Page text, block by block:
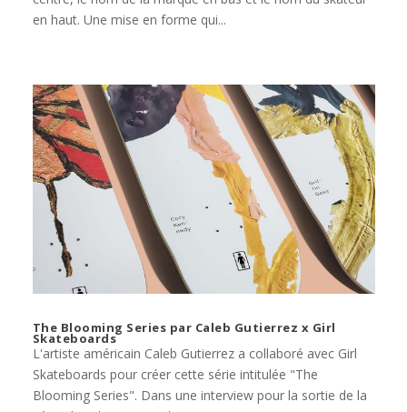
en haut. Une mise en forme qui...
The Blooming Series par Caleb Gutierrez x Girl
Skateboards
L'artiste américain Caleb Gutierrez a collaboré avec Girl
Skateboards pour créer cette série intitulée "The
Blooming Series". Dans une interview pour la sortie de la